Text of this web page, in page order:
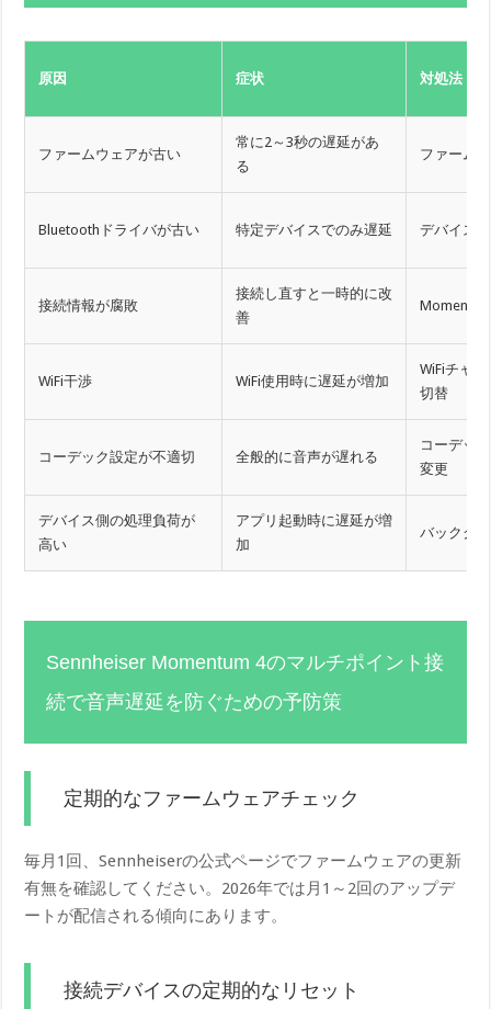
原因 症状 対処法
ファームウェアが古い
常に2～3秒の遅延があ
る
ファーム
Bluetoothドライバが古い 特定デバイスでのみ遅延 デバイス
接続情報が腐敗
接続し直すと一時的に改
善
WiFi干渉 WiFi使用時に遅延が増加
WiFiチャ
切替
コーデック設定が不適切 全般的に音声が遅れる
コーデッ
変更
デバイス側の処理負荷が
高い
アプリ起動時に遅延が増
加
バックグ
Sennheiser Momentum 4のマルチポイント接
続で音声遅延を防ぐための予防策
定期的なファームウェアチェック
毎月1回、Sennheiserの公式ページでファームウェアの更新
有無を確認してください。2026年では月1～2回のアップデ
ートが配信される傾向にあります。
接続デバイスの定期的なリセット